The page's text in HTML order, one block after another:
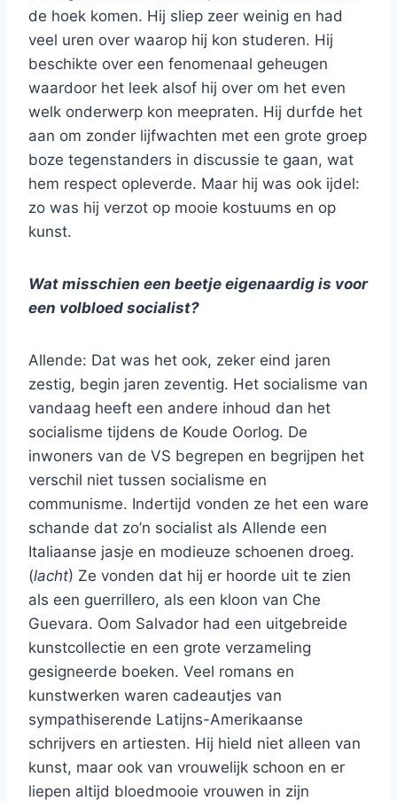
de hoek komen. Hij sliep zeer weinig en had
veel uren over waarop hij kon studeren. Hij
beschikte over een fenomenaal geheugen
waardoor het leek alsof hij over om het even
welk onderwerp kon meepraten. Hij durfde het
aan om zonder lijfwachten met een grote groep
boze tegenstanders in discussie te gaan, wat
hem respect opleverde. Maar hij was ook ijdel:
zo was hij verzot op mooie kostuums en op
kunst.
Wat misschien een beetje eigenaardig is voor
een volbloed socialist?
Allende: Dat was het ook, zeker eind jaren
zestig, begin jaren zeventig. Het socialisme van
vandaag heeft een andere inhoud dan het
socialisme tijdens de Koude Oorlog. De
inwoners van de VS begrepen en begrijpen het
verschil niet tussen socialisme en
communisme. Indertijd vonden ze het een ware
schande dat zo’n socialist als Allende een
Italiaanse jasje en modieuze schoenen droeg.
(lacht) Ze vonden dat hij er hoorde uit te zien
als een guerrillero, als een kloon van Che
Guevara. Oom Salvador had een uitgebreide
kunstcollectie en een grote verzameling
gesigneerde boeken. Veel romans en
kunstwerken waren cadeautjes van
sympathiserende Latijns-Amerikaanse
schrijvers en artiesten. Hij hield niet alleen van
kunst, maar ook van vrouwelijk schoon en er
liepen altijd bloedmooie vrouwen in zijn